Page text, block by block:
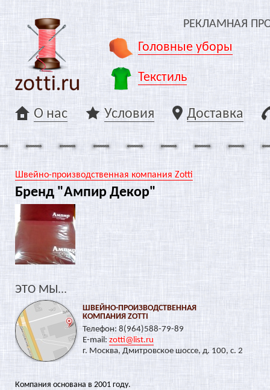
РЕКЛАМНАЯ
Головные уборы
Текстиль
О нас Условия Доставка
Швейно-производственная компания Zotti
Бренд "Ампир Декор"
ЭТО МЫ...
ШВЕЙНО-ПРОИЗВОДСТВЕННАЯ
КОМПАНИЯ ZOTTI
Телефон: 8(964)588-79-89
E-mail: zotti@list.ru
г. Москва, Дмитровское шоссе, д. 100, с. 2
Компания основана в 2001 году.